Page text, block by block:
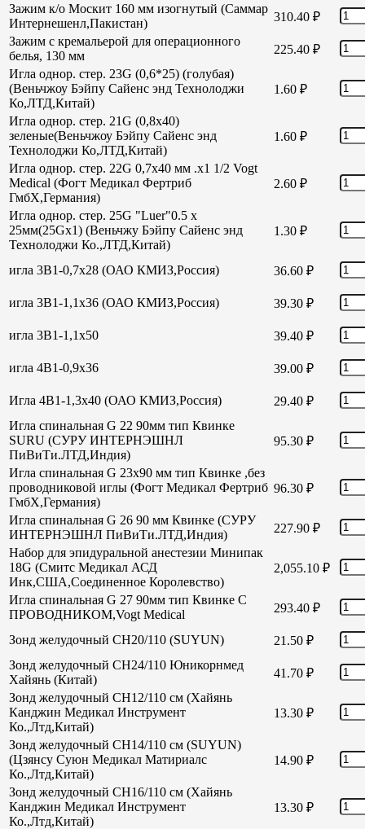
Зажим к/о Москит 160 мм изогнутый (Саммар
Интернешенл,Пакистан)
310.40 ₽
Зажим с кремальерой для операционного
белья, 130 мм
225.40 ₽
Игла однор. стер. 23G (0,6*25) (голубая)
(Веньчжоу Бэйпу Сайенс энд Технолоджи
Ко,ЛТД,Китай)
1.60 ₽
Игла однор. стер. 21G (0,8х40)
зеленые(Веньчжоу Бэйпу Сайенс энд
Технолоджи Ко,ЛТД,Китай)
1.60 ₽
Игла однор. стер. 22G 0,7х40 мм .х1 1/2 Vogt
Medical (Фогт Медикал Фертриб
ГмбХ,Германия)
2.60 ₽
Игла однор. стер. 25G "Luer"0.5 х
25мм(25Gх1) (Веньчжу Бэйпу Сайенс энд
Технолоджи Ко.,ЛТД,Китай)
1.30 ₽
игла 3В1-0,7х28 (ОАО КМИЗ,Россия) 36.60 ₽
игла 3В1-1,1х36 (ОАО КМИЗ,Россия) 39.30 ₽
игла 3В1-1,1х50 39.40 ₽
игла 4В1-0,9х36 39.00 ₽
Игла 4В1-1,3х40 (ОАО КМИЗ,Россия) 29.40 ₽
Игла спинальная G 22 90мм тип Квинке
SURU (СУРУ ИНТЕРНЭШНЛ
ПиВиТи.ЛТД,Индия)
95.30 ₽
Игла спинальная G 23х90 мм тип Квинке ,без
проводниковой иглы (Фогт Медикал Фертриб
ГмбХ,Германия)
96.30 ₽
Игла спинальная G 26 90 мм Квинке (СУРУ
ИНТЕРНЭШНЛ ПиВиТи.ЛТД,Индия)
227.90 ₽
Набор для эпидуральной анестезии Минипак
18G (Смитс Медикал АСД
Инк,США,Соединенное Королевство)
2,055.10 ₽
Игла спинальная G 27 90мм тип Квинке С
ПРОВОДНИКОМ,Vogt Medical
293.40 ₽
Зонд желудочный СН20/110 (SUYUN) 21.50 ₽
Зонд желудочный СН24/110 Юникорнмед
Хайянь (Китай)
41.70 ₽
Зонд желудочный CH12/110 см (Хайянь
Канджин Медикал Инструмент
Ко.,Лтд,Китай)
13.30 ₽
Зонд желудочный CH14/110 см (SUYUN)
(Цзянсу Суюн Медикал Матириалс
Ко.,Лтд,Китай)
14.90 ₽
Зонд желудочный CH16/110 см (Хайянь
Канджин Медикал Инструмент
Ко.,Лтд,Китай)
13.30 ₽